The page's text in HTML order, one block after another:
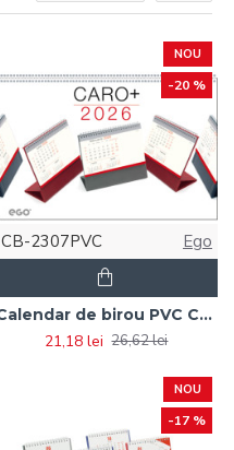
NOU
-20 %
CB-2307PVC Ego
Calendar de birou PVC CARO + 2026
21,18 lei 26,62 lei
NOU
-17 %